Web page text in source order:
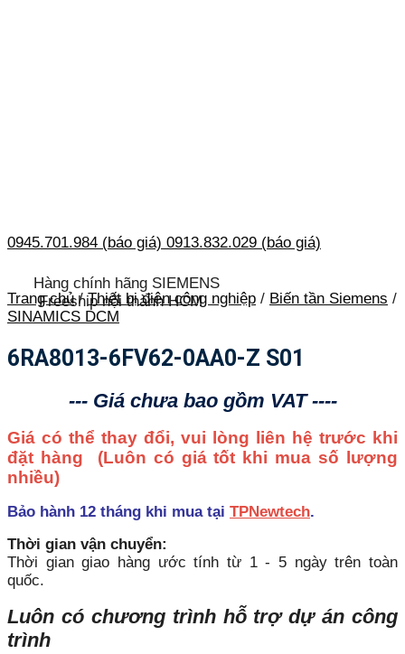
0945.701.984 (báo giá) 0913.832.029 (báo giá)
Hàng chính hãng SIEMENS
Freeship nội thành HCM
Trang chủ / Thiết bị điện công nghiệp / Biến tần Siemens /
SINAMICS DCM
6RA8013-6FV62-0AA0-Z S01
--- Giá chưa bao gồm VAT ----
Giá có thể thay đổi, vui lòng liên hệ trước khi
đặt hàng (Luôn có giá tốt khi mua số lượng
nhiều)
Bảo hành 12 tháng khi mua tại TPNewtech.
Thời gian vận chuyển:
Thời gian giao hàng ước tính từ 1 - 5 ngày trên toàn
quốc.
Luôn có chương trình hỗ trợ dự án công
trình